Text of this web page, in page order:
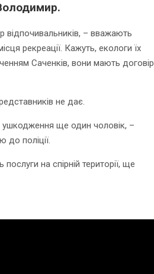
відпочивальників, – вважають
рекреації. Кажуть, екологи їх
Саченків, вони мають договір
не дає.
ушкодження ще один чоловік, –
до поліції.
на спірній території, ще